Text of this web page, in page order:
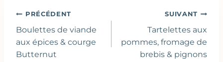
Navigation
de
l’article
PRÉCÉDENT
Boulettes de viande
aux épices & courge
Butternut
SUIVANT
Tartelettes aux
pommes, fromage de
brebis & pignons